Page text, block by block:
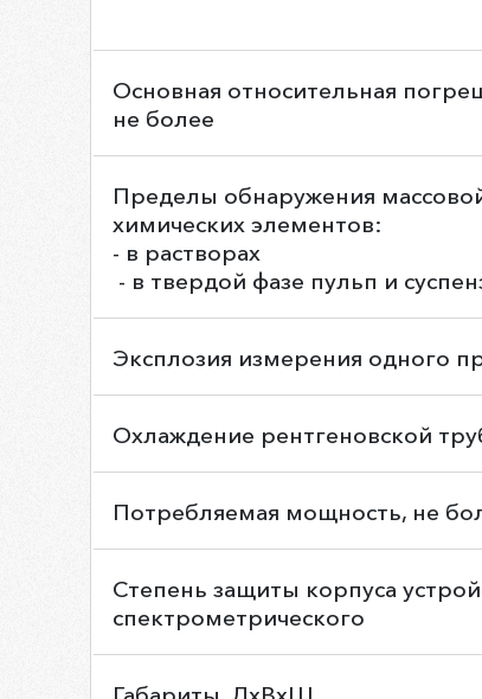
Основная относительная
не более
Пределы обнаружения
химических элементов:
- в растворах
- в твердой фазе пульп и
Эксплозия измерения одного
Охлаждение рентгеновской
Потребляемая мощность, не
Степень защиты корпуса
спектрометрического